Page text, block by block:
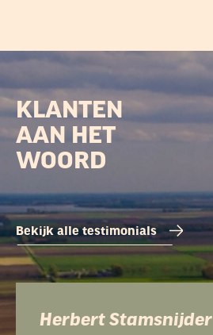
KLANTEN
AAN HET
WOORD
Bekijk alle testimonials
Herbert Stamsnijder